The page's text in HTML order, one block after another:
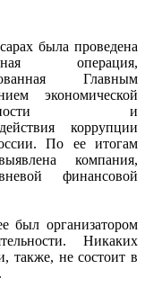
была проведена
операция,
Главным
экономической
и
коррупции
По ее итогам
компания,
финансовой
был организатором
Никаких
также, не состоит в